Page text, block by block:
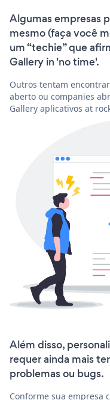
Algumas empresas
mesmo (faça você
um “techie” que
Gallery in 'no time'.
Outros tentam
aberto ou companies
Gallery aplicativos at
Além disso,
requer ainda mais
problemas ou bugs.
Conforme sua empresa